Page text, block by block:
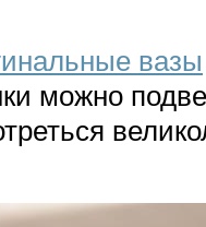
вазы
можно